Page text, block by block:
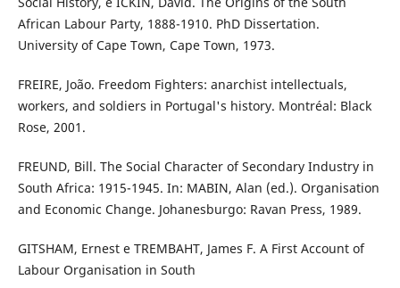
African Labour Party, 1888-1910. PhD Dissertation.
University of Cape Town, Cape Town, 1973.
FREIRE, João. Freedom Fighters: anarchist intellectuals,
workers, and soldiers in Portugal's history. Montréal: Black
Rose, 2001.
FREUND, Bill. The Social Character of Secondary Industry in
South Africa: 1915-1945. In: MABIN, Alan (ed.). Organisation
and Economic Change. Johanesburgo: Ravan Press, 1989.
GITSHAM, Ernest e TREMBAHT, James F. A First Account of
Labour Organisation in South